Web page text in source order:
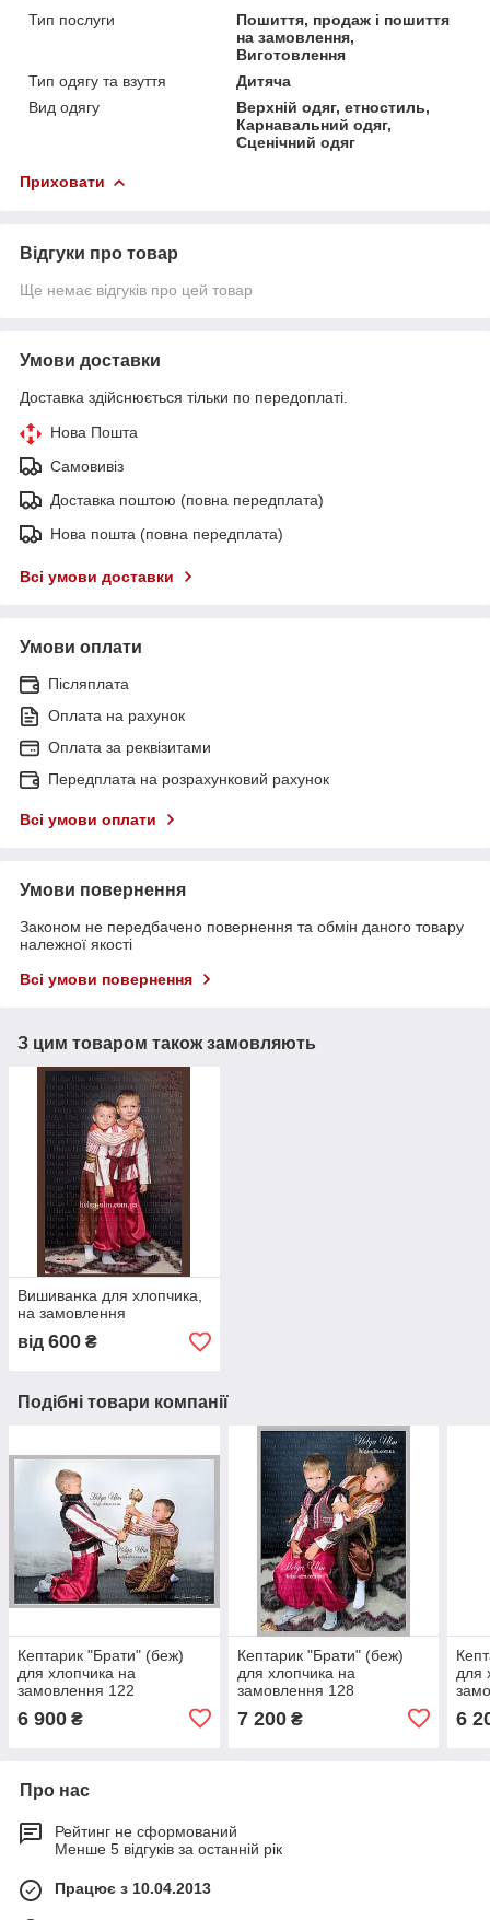
Тип послуги
Пошиття, продаж і пошиття
на замовлення,
Виготовлення
Тип одягу та взуття
Дитяча
Вид одягу
Верхній одяг, етностиль,
Карнавальний одяг,
Сценічний одяг
Приховати
Відгуки про товар
Ще немає відгуків про цей товар
Умови доставки
Доставка здійснюється тільки по передоплаті.
Нова Пошта
Самовивіз
Доставка поштою (повна передплата)
Нова пошта (повна передплата)
Всі умови доставки
Умови оплати
Післяплата
Оплата на рахунок
Оплата за реквізитами
Передплата на розрахунковий рахунок
Всі умови оплати
Умови повернення
Законом не передбачено повернення та обмін даного товару
належної якості
Всі умови повернення
З цим товаром також замовляють
Вишиванка для хлопчика,
на замовлення
від 600 ₴
Подібні товари компанії
Кептарик "Брати" (беж)
для хлопчика на
замовлення 122
6 900 ₴
Кептарик "Брати" (беж)
для хлопчика на
замовлення 128
7 200₴
для
6
Про нас
Рейтинг не сформований
Менше 5 відгуків за останній рік
Працює з 10.04.2013